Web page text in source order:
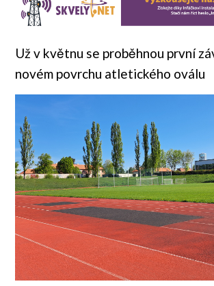
Už v květnu se proběhnou první
novém povrchu atletického oválu